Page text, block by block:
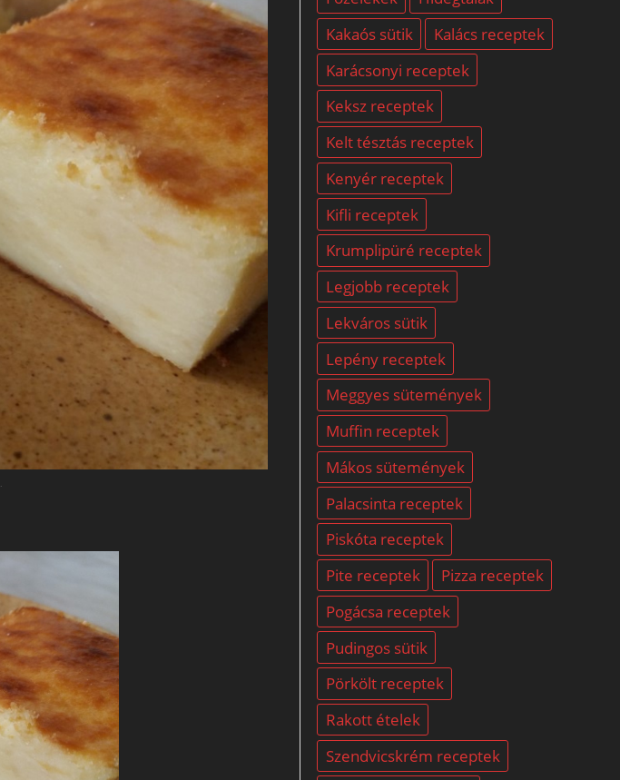
Kakaós sütik
Kalács receptek
Karácsonyi receptek
Keksz receptek
Kelt tésztás receptek
Kenyér receptek
Kifli receptek
Krumplipüré receptek
Legjobb receptek
Lekváros sütik
Lepény receptek
Meggyes sütemények
Muffin receptek
Mákos sütemények
Palacsinta receptek
Piskóta receptek
Pite receptek
Pizza receptek
Pogácsa receptek
Pudingos sütik
Pörkölt receptek
Rakott ételek
Szendvicskrém receptek